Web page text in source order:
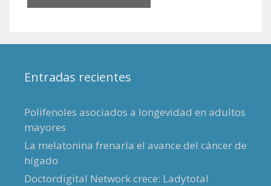
Entradas recientes
Polifenoles asociados a longevidad en adultos
mayores
La melatonina frenaría el avance del cáncer de
hígado
Doctordigital Network crece: Ladytotal